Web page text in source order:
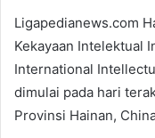
Ligapedianews.com
Kekayaan Intelektual
International
dimulai pada hari
Provinsi Hainan,